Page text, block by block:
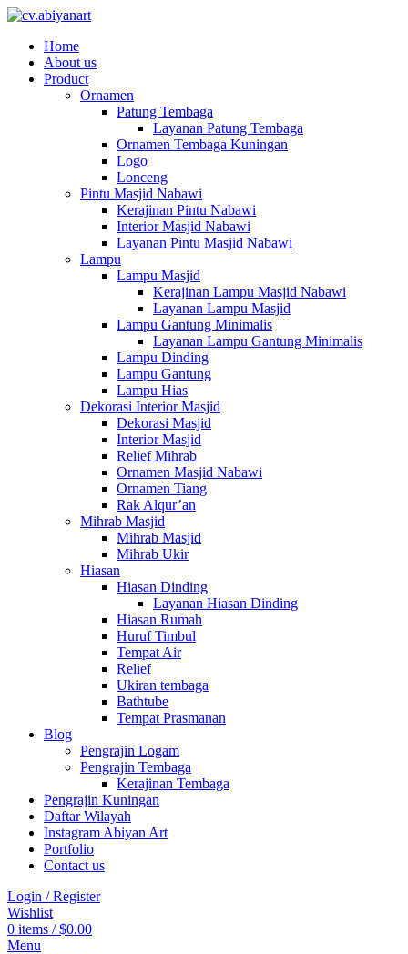
Home
About us
Product
Ornamen
Patung Tembaga
Layanan Patung Tembaga
Ornamen Tembaga Kuningan
Logo
Lonceng
Pintu Masjid Nabawi
Kerajinan Pintu Nabawi
Interior Masjid Nabawi
Layanan Pintu Masjid Nabawi
Lampu
Lampu Masjid
Kerajinan Lampu Masjid Nabawi
Layanan Lampu Masjid
Lampu Gantung Minimalis
Layanan Lampu Gantung Minimalis
Lampu Dinding
Lampu Gantung
Lampu Hias
Dekorasi Interior Masjid
Dekorasi Masjid
Interior Masjid
Relief Mihrab
Ornamen Masjid Nabawi
Ornamen Tiang
Rak Alqur’an
Mihrab Masjid
Mihrab Masjid
Mihrab Ukir
Hiasan
Hiasan Dinding
Layanan Hiasan Dinding
Hiasan Rumah
Huruf Timbul
Tempat Air
Relief
Ukiran tembaga
Bathtube
Tempat Prasmanan
Blog
Pengrajin Logam
Pengrajin Tembaga
Kerajinan Tembaga
Pengrajin Kuningan
Daftar Wilayah
Instagram Abiyan Art
Portfolio
Contact us
Login / Register
Wishlist
0 items / $0.00
Menu